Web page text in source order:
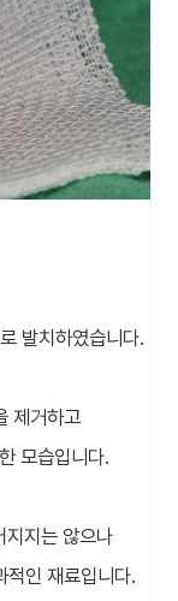
발치하였습니다.
제거하고
모습입니다.
지지는 않으나
적인 재료입니다.